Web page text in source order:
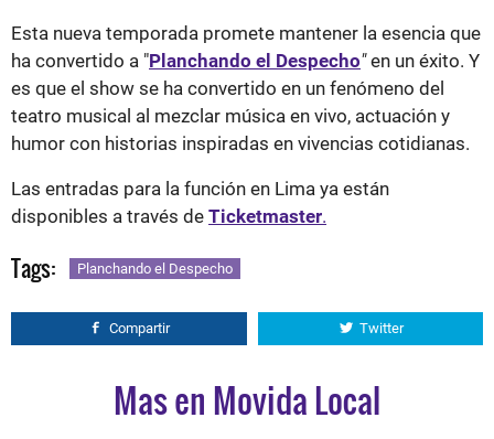
Esta nueva temporada promete mantener la esencia que
ha convertido a "Planchando el Despecho"en un éxito. Y
es que el show se ha convertido en un fenómeno del
teatro musical al mezclar música en vivo, actuación y
humor con historias inspiradas en vivencias cotidianas.
Las entradas para la función en Lima ya están
disponibles a través de Ticketmaster.
Tags: Planchando el Despecho
Compartir Twitter
Mas en Movida Local